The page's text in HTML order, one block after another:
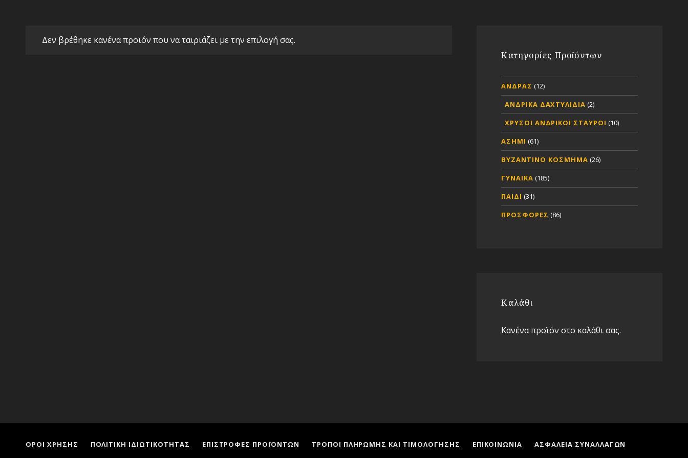
Δεν βρέθηκε κανένα προϊόν που να ταιριάζει με την επιλογή σας.
Κατηγορίες Προϊόντων
ΑΝΔΡΑΣ (12)
ΑΝΔΡΙΚΑ ΔΑΧΤΥΛΙΔΙΑ (2)
ΧΡΥΣΟΙ ΑΝΔΡΙΚΟΙ ΣΤΑΥΡΟΙ (10)
ΑΣΗΜΙ (61)
ΒΥΖΑΝΤΙΝΟ ΚΟΣΜΗΜΑ (26)
ΓΥΝΑΙΚΑ (185)
ΠΑΙΔΙ (31)
ΠΡΟΣΦΟΡΕΣ (86)
Καλάθι
Κανένα προϊόν στο καλάθι σας.
ΟΡΟΙ ΧΡΗΣΗΣ ΠΟΛΙΤΙΚΗ ΙΔΙΩΤΙΚΟΤΗΤΑΣ ΕΠΙΣΤΡΟΦΕΣ ΠΡΟΪΟΝΤΩΝ ΤΡΟΠΟΙ ΠΛΗΡΩΜΗΣ ΚΑΙ ΤΙΜΟΛΟΓΗΣΗΣ ΕΠΙΚΟΙΝΩΝΙΑ ΑΣΦΑΛΕΙΑ ΣΥΝΑΛΛΑΓΩΝ